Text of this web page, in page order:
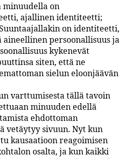
minuudella on
ajallinen identiteetti;
on identiteetti,
persoonallisuus ja
kykenevät
siten, että ne
sielun eloonjäävän
varttumisesta tällä tavoin
minuuden edellä
ehdottoman
vetäytyy sivuun. Nyt kun
kausaatioon reagoimisen
osalta, ja kun kaikki